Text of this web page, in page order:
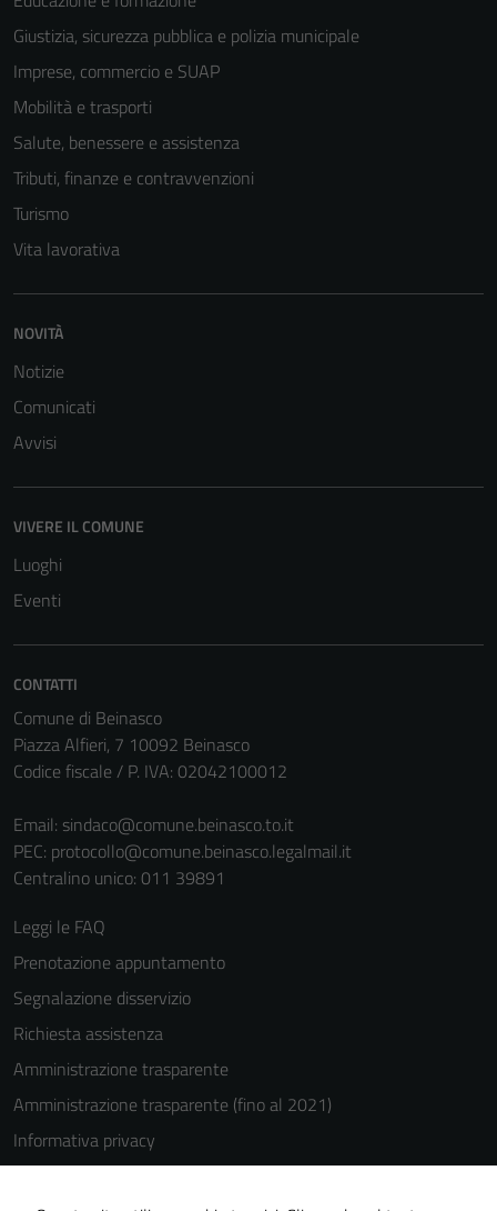
Giustizia, sicurezza pubblica e polizia municipale
Imprese, commercio e SUAP
Mobilità e trasporti
Salute, benessere e assistenza
Tributi, finanze e contravvenzioni
Turismo
Vita lavorativa
NOVITÀ
Notizie
Comunicati
Avvisi
VIVERE IL COMUNE
Luoghi
Eventi
CONTATTI
Comune di Beinasco
Piazza Alfieri, 7 10092 Beinasco
Codice fiscale / P. IVA: 02042100012
Email: sindaco@comune.beinasco.to.it
PEC: protocollo@comune.beinasco.legalmail.it
Centralino unico: 011 39891
Leggi le FAQ
Prenotazione appuntamento
Segnalazione disservizio
Richiesta assistenza
Amministrazione trasparente
Amministrazione trasparente (fino al 2021)
Informativa privacy
Cookie Policy
del sito e non